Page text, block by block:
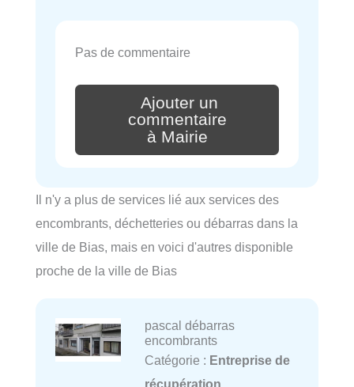
Pas de commentaire
Ajouter un
commentaire
à Mairie
Il n'y a plus de services lié aux services des
encombrants, déchetteries ou débarras dans la
ville de Bias, mais en voici d'autres disponible
proche de la ville de Bias
pascal débarras
encombrants
Catégorie : Entreprise de
récupération